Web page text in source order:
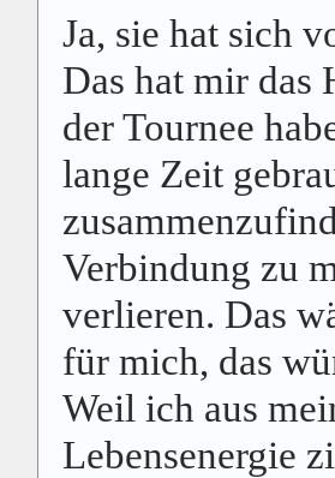
Ja, sie hat sich
Das hat mir das
der Tournee
lange Zeit
Verbindung zu
verlieren. Das
für mich, das
Weil ich aus
Lebensenergie